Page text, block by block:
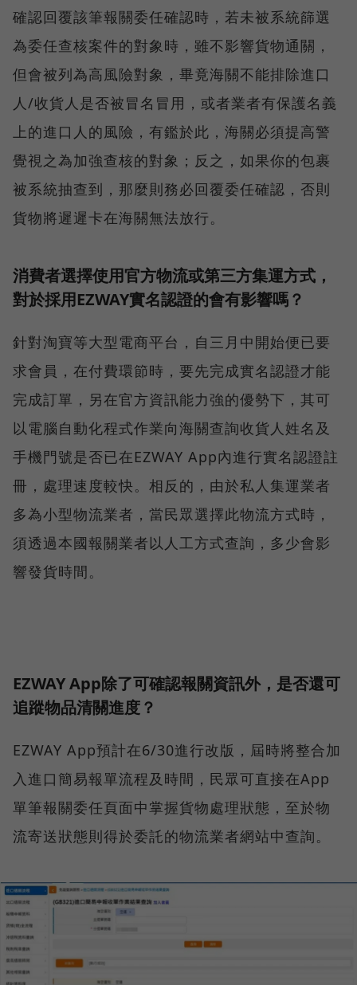
確認回覆該筆報關委任確認時，若未被系統篩選
為委任查核案件的對象時，雖不影響貨物通關，
但會被列為高風險對象，畢竟海關不能排除進口
人/收貨人是否被冒名冒用，或者業者有保護名義
上的進口人的風險，有鑑於此，海關必須提高警
覺視之為加強查核的對象；反之，如果你的包裹
被系統抽查到，那麼則務必回覆委任確認，否則
貨物將遲遲卡在海關無法放行。
消費者選擇使用官方物流或第三方集運方式，
對於採用EZWAY實名認證的會有影響嗎？
針對淘寶等大型電商平台，自三月中開始便已要
求會員，在付費環節時，要先完成實名認證才能
完成訂單，另在官方資訊能力強的優勢下，其可
以電腦自動化程式作業向海關查詢收貨人姓名及
手機門號是否已在EZWAY App內進行實名認證註
冊，處理速度較快。相反的，由於私人集運業者
多為小型物流業者，當民眾選擇此物流方式時，
須透過本國報關業者以人工方式查詢，多少會影
響發貨時間。
EZWAY App除了可確認報關資訊外，是否還可
追蹤物品清關進度？
EZWAY App預計在6/30進行改版，屆時將整合加
入進口簡易報單流程及時間，民眾可直接在App
單筆報關委任頁面中掌握貨物處理狀態，至於物
流寄送狀態則得於委託的物流業者網站中查詢。